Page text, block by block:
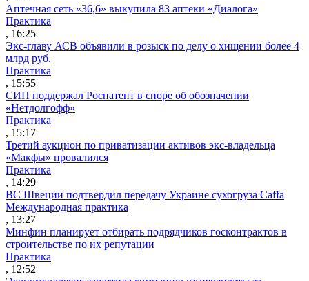
Аптечная сеть «36,6» выкупила 83 аптеки «Диалога»
Практика
, 16:25
Экс-главу АСВ объявили в розыск по делу о хищении более 4
млрд руб.
Практика
, 15:55
СИП поддержал Роспатент в споре об обозначении
«Нетдолгофф»
Практика
, 15:17
Третий аукцион по приватизации активов экс-владельца
«Макфы» провалился
Практика
, 14:29
ВС Швеции подтвердил передачу Украине сухогруза Caffa
Международная практика
, 13:27
Минфин планирует отбирать подрядчиков госконтрактов в
строительстве по их репутации
Практика
, 12:52